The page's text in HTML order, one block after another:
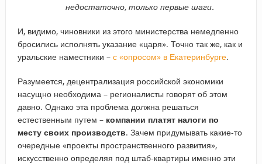
недостаточно, только первые шаги.
И, видимо, чиновники из этого министерства немедленно
бросились исполнять указание «царя». Точно так же, как и
уральские наместники – с «опросом» в Екатеринбурге.
Разумеется, децентрализация российской экономики
насущно необходима – регионалисты говорят об этом
давно. Однако эта проблема должна решаться
естественным путем – компании платят налоги по
месту своих производств. Зачем придумывать какие-то
очередные «проекты пространственного развития»,
искусственно определяя под штаб-квартиры именно эти